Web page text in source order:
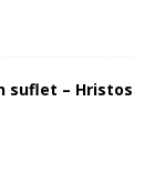
suflet – Hristos